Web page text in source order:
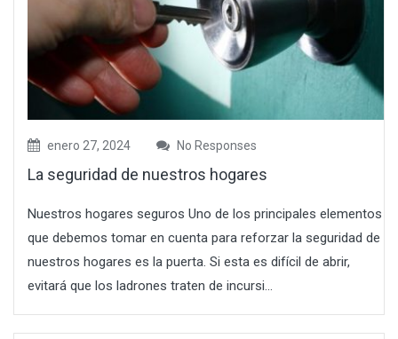
enero 27, 2024 No Responses
La seguridad de nuestros hogares
Nuestros hogares seguros Uno de los principales elementos
que debemos tomar en cuenta para reforzar la seguridad de
nuestros hogares es la puerta. Si esta es difícil de abrir,
evitará que los ladrones traten de incursi...